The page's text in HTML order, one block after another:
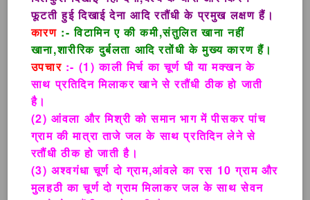
फूटती हुई दिखाई देना आदि रतौंधी के प्रमुख लक्षण हैं।
कारण :- विटामिन ए की कमी,संतुलित खाना नहीं
खाना,शारीरिक दुर्बलता आदि रतोंधी के मुख्य कारण हैं।
उपचार :- (1) काली मिर्च का चूर्ण घी या मक्खन के
साथ प्रतिदिन मिलाकर खाने से रतौंधी ठीक हो जाती
है।
(2) आंवला और मिश्री को समान भाग में पीसकर पांच
ग्राम की मात्रा ताजे जल के साथ प्रतिदिन लेने से
रतौंधी ठीक हो जाती है।
(3) अश्वगंधा चूर्ण दो ग्राम,आंवले का रस 10 ग्राम और
मुलहठी का चूर्ण दो ग्राम मिलाकर जल के साथ सेवन